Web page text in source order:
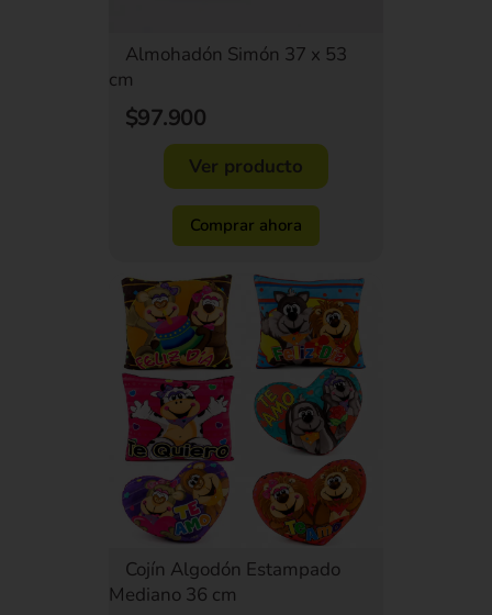
Almohadón Simón 37 x 53
cm
$97.900
Ver producto
Comprar ahora
Cojín Algodón Estampado
Mediano 36 cm